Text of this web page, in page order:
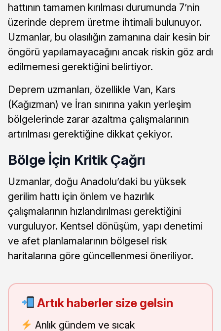
hattının tamamen kırılması durumunda 7’nin
üzerinde deprem üretme ihtimali bulunuyor.
Uzmanlar, bu olasılığın zamanına dair kesin bir
öngörü yapılamayacağını ancak riskin göz ardı
edilmemesi gerektiğini belirtiyor.
Deprem uzmanları, özellikle Van, Kars
(Kağızman) ve İran sınırına yakın yerleşim
bölgelerinde zarar azaltma çalışmalarının
artırılması gerektiğine dikkat çekiyor.
Bölge İçin Kritik Çağrı
Uzmanlar, doğu Anadolu’daki bu yüksek
gerilim hattı için önlem ve hazırlık
çalışmalarının hızlandırılması gerektiğini
vurguluyor. Kentsel dönüşüm, yapı denetimi
ve afet planlamalarının bölgesel risk
haritalarına göre güncellenmesi öneriliyor.
Artık haberler size gelsin
Anlık gündem ve sıcak